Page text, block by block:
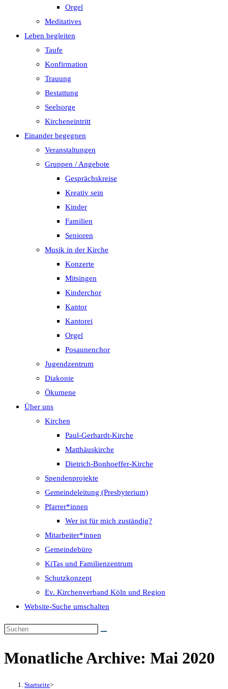
Orgel
Meditatives
Leben begleiten
Taufe
Konfirmation
Trauung
Bestattung
Seelsorge
Kircheneintritt
Einander begegnen
Veranstaltungen
Gruppen / Angebote
Gesprächskreise
Kreativ sein
Kinder
Familien
Senioren
Musik in der Kirche
Konzerte
Mitsingen
Kinderchor
Kantor
Kantorei
Orgel
Posaunenchor
Jugendzentrum
Diakonie
Ökumene
Über uns
Kirchen
Paul-Gerhardt-Kirche
Matthäuskirche
Dietrich-Bonhoeffer-Kirche
Spendenprojekte
Gemeindeleitung (Presbyterium)
Pfarrer*innen
Wer ist für mich zuständig?
Mitarbeiter*innen
Gemeindebüro
KiTas und Familienzentrum
Schutzkonzept
Ev. Kirchenverband Köln und Region
Website-Suche umschalten
Monatliche Archive: Mai 2020
Startseite>